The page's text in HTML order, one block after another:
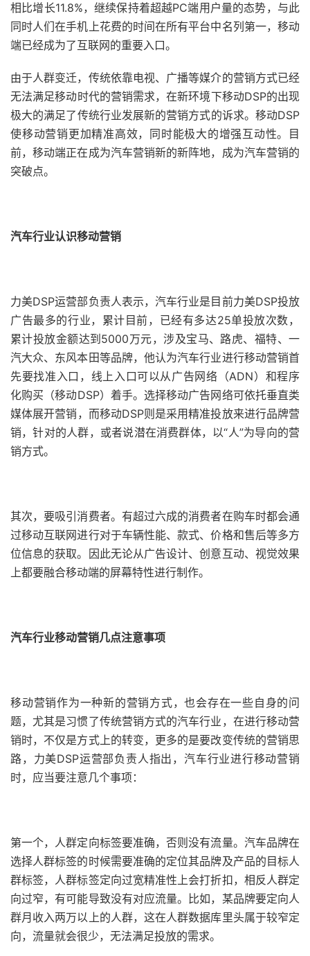
相比增长11.8%，继续保持着超越PC端用户量的态势，与此
同时人们在手机上花费的时间在所有平台中名列第一，移动
端已经成为了互联网的重要入口。
由于人群变迁，传统依靠电视、广播等媒介的营销方式已经
无法满足移动时代的营销需求，在新环境下移动DSP的出现
极大的满足了传统行业发展新的营销方式的诉求。移动DSP
使移动营销更加精准高效，同时能极大的增强互动性。目
前，移动端正在成为汽车营销新的新阵地，成为汽车营销的
突破点。
汽车行业认识移动营销
力美DSP运营部负责人表示，汽车行业是目前力美DSP投放
广告最多的行业，累计目前，已经有多达25单投放次数，
累计投放金额达到5000万元，涉及宝马、路虎、福特、一
汽大众、东风本田等品牌，他认为汽车行业进行移动营销首
先要找准入口，线上入口可以从广告网络（ADN）和程序
化购买（移动DSP）着手。选择移动广告网络可依托垂直类
媒体展开营销，而移动DSP则是采用精准投放来进行品牌营
销，针对的人群，或者说潜在消费群体，以“人”为导向的营
销方式。
其次，要吸引消费者。有超过六成的消费者在购车时都会通
过移动互联网进行对于车辆性能、款式、价格和售后等多方
位信息的获取。因此无论从广告设计、创意互动、视觉效果
上都要融合移动端的屏幕特性进行制作。
汽车行业移动营销几点注意事项
移动营销作为一种新的营销方式，也会存在一些自身的问
题，尤其是习惯了传统营销方式的汽车行业，在进行移动营
销时，不仅是方式上的转变，更多的是要改变传统的营销思
路，力美DSP运营部负责人指出，汽车行业进行移动营销
时，应当要注意几个事项：
第一个，人群定向标签要准确，否则没有流量。汽车品牌在
选择人群标签的时候需要准确的定位其品牌及产品的目标人
群标签，人群标签定向过宽精准性上会打折扣，相反人群定
向过窄，有可能导致没有对应流量。比如，某品牌要定向人
群月收入两万以上的人群，这在人群数据库里头属于较窄定
向，流量就会很少，无法满足投放的需求。